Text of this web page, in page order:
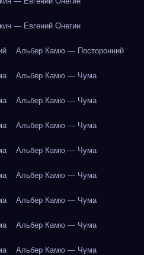
— Евгений Онегин
Альбер Камю — Посторонний
Альбер Камю — Чума
Альбер Камю — Чума
Альбер Камю — Чума
Альбер Камю — Чума
Альбер Камю — Чума
Альбер Камю — Чума
Альбер Камю — Чума
Альбер Камю — Чума